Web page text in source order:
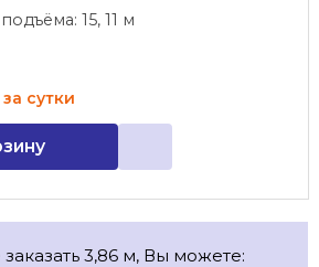
15, 11 м
за сутки
3,86 м, Вы можете: